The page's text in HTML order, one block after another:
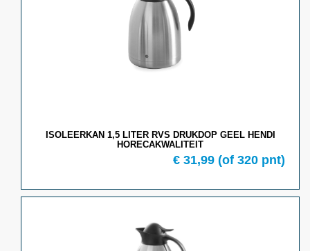
ISOLEERKAN 1,5 LITER RVS DRUKDOP GEEL HENDI
HORECAKWALITEIT
€ 31,99 (of 320 pnt)